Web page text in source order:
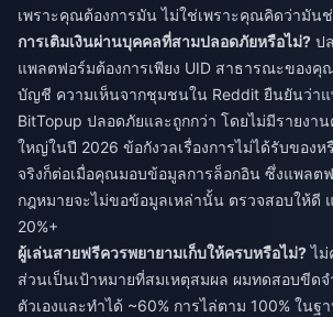
เพราะคุณต้องการมัน ไม่ใช่เพราะคุณคิดว่ามัน
การเติมเงินผ่านบุคคลที่สามปลอดภัยหรือไม่? ป
แพลตฟอร์มต้องการเพียง UID สาธารณะของคุ
บัญชี ความเห็นจากชุมชนใน Reddit ยืนยันว่าแ
BitTopup ปลอดภัยและถูกกว่า โดยไม่มีรายงา
ใหญ่ในปี 2026 ข้อกังวลเรื่องการไม่ได้รับของ
จริงก็ต่อเมื่อคุณมอบข้อมูลการล็อกอิน ซึ่งแพลต
กฎหมายจะไม่ขอข้อมูลเหล่านั้น ตรวจสอบให้ดี
20%+
ผู้เล่นสายฟรีควรพยายามเก็บให้ครบหรือไม่?ไม่
ส่วนเป็นเป้าหมายที่สมเหตุสมผล ผมทดสอบขีด
ตัวเองและทำได้ ~60% การไล่ตาม 100% ในฐ